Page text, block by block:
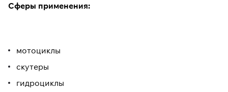
Сферы применения:
мотоциклы
скутеры
гидроциклы